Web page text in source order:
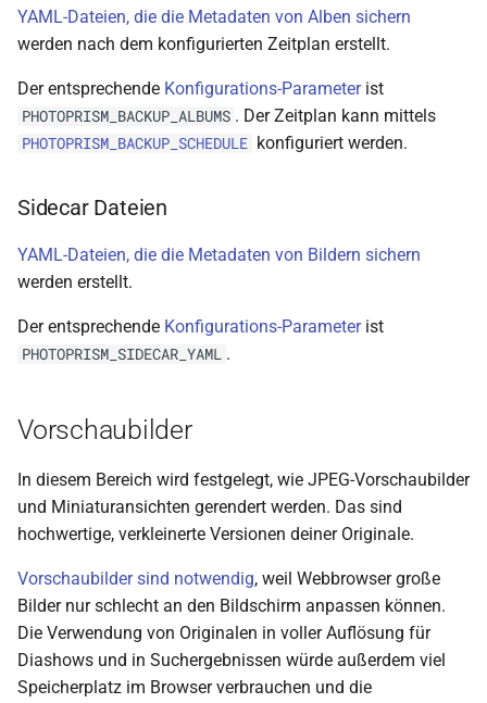
YAML-Dateien, die die Metadaten von Alben sichern
werden nach dem konfigurierten Zeitplan erstellt.
Der entsprechende Konfigurations-Parameterist
PHOTOPRISM_BACKUP_ALBUMS . Der Zeitplan kann mittels
PHOTOPRISM_BACKUP_SCHEDULE konfiguriert werden.
Sidecar Dateien
YAML-Dateien, die die Metadaten von Bildern sichern
werden erstellt.
Der entsprechende Konfigurations-Parameterist
PHOTOPRISM_SIDECAR_YAML .
Vorschaubilder
In diesem Bereich wird festgelegt, wie JPEG-Vorschaubilder
und Miniaturansichten gerendert werden. Das sind
hochwertige, verkleinerte Versionen deiner Originale.
Vorschaubilder sind notwendig, weil Webbrowser große
Bilder nur schlecht an den Bildschirm anpassen können.
Die Verwendung von Originalen in voller Auflösung für
Diashows und in Suchergebnissen würde außerdem viel
Speicherplatz im Browser verbrauchen und die